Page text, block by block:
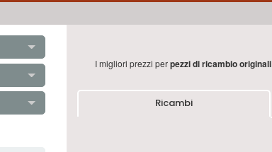
I migliori prezzi perpezzi di ricambio originali
Ricambi